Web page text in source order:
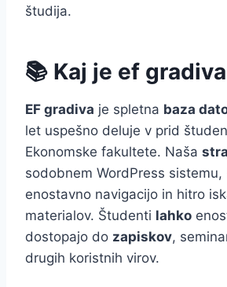
študija.
📚 Kaj je ef
EF gradiva je spletna baza
let uspešno deluje v prid
Ekonomske fakultete. Naša
sodobnem WordPress sistemu,
enostavno navigacijo in hitro
materialov. Študenti lahko
dostopajo do zapiskov,
drugih koristnih virov.